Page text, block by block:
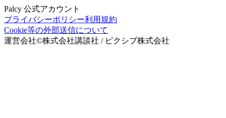
Palcy 公式アカウント
プライバシーポリシー利用規約
Cookie等の外部送信について
運営会社©株式会社講談社 / ピクシブ株式会社